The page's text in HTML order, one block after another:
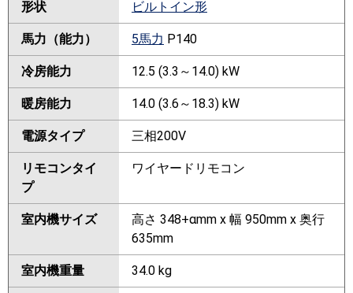
形状 ビルトイン形
馬力（能力） 5馬力 P140
冷房能力 12.5 (3.3～14.0) kW
暖房能力 14.0 (3.6～18.3) kW
電源タイプ 三相200V
リモコンタイ
プ
ワイヤードリモコン
室内機サイズ
高さ 348+αmm x 幅 950mm x 奥行
635mm
室内機重量 34.0 kg